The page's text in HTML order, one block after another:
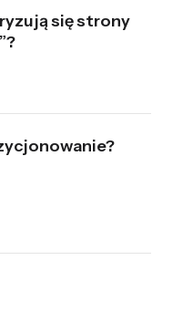
się strony